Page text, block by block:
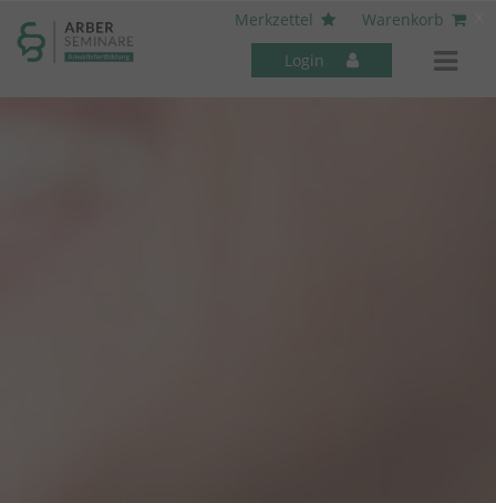
Merkzettel
Warenkorb
Login